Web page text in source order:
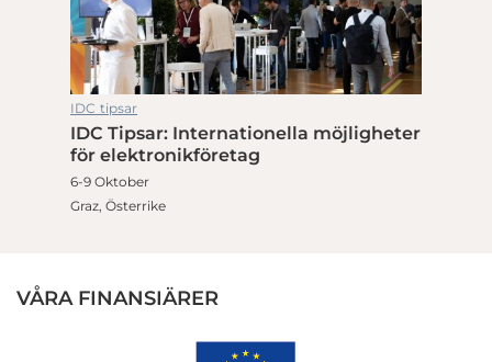
IDC tipsar
IDC Tipsar: Internationella möjligheter
för elektronikföretag
6-9 Oktober
Graz, Österrike
VÅRA FINANSIÄRER